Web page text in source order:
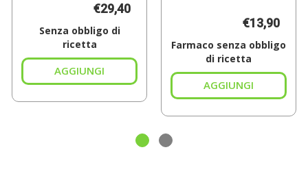
€29,40
Senza obbligo di
ricetta
Aggiungi BIOSCALIN
TOTAL
€13,90
Farmaco senza obbligo
di ricetta
Aggiungi
RIV
120MG al